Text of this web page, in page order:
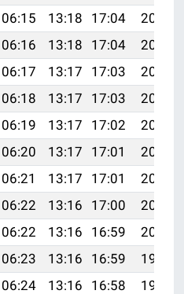
06:15 13:18 17:04
20:11
06:16 13:18 17:04
20:09
06:17 13:17 17:03
20:08
06:18 13:17 17:03
20:07
06:19 13:17 17:02
20:05
06:20 13:17 17:01
20:04
06:21 13:17 17:01
20:03
06:22 13:16 17:00
20:01
06:22 13:16 16:59
20:00
06:23 13:16 16:59
19:58
06:24 13:16 16:58 19:57